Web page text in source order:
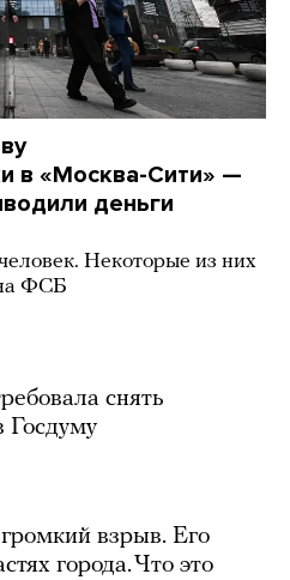
в «Москва-Сити» —
деньги
Некоторые из них
ФСБ
снять
Госдуму
взрыв. Его
города. Что это